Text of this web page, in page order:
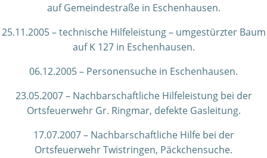
auf Gemeindestraße in Eschenhausen.
25.11.2005 – technische Hilfeleistung – umgestürzter Baum
auf K 127 in Eschenhausen.
06.12.2005 – Personensuche in Eschenhausen.
23.05.2007 – Nachbarschaftliche Hilfeleistung bei der
Ortsfeuerwehr Gr. Ringmar, defekte Gasleitung.
17.07.2007 – Nachbarschaftliche Hilfe bei der
Ortsfeuerwehr Twistringen, Päckchensuche.